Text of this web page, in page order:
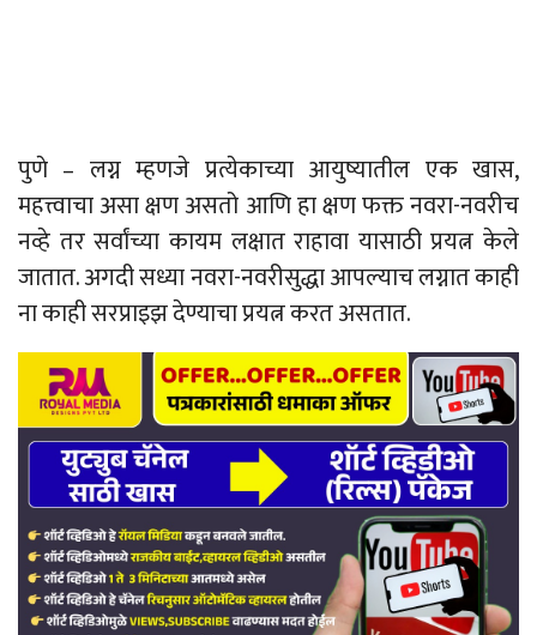
पुणे – लग्न म्हणजे प्रत्येकाच्या आयुष्यातील एक खास,
महत्त्वाचा असा क्षण असतो आणि हा क्षण फक्त नवरा-नवरीच
नव्हे तर सर्वांच्या कायम लक्षात राहावा यासाठी प्रयत्न केले
जातात. अगदी सध्या नवरा-नवरीसुद्धा आपल्याच लग्नात काही
ना काही सरप्राइझ देण्याचा प्रयत्न करत असतात.